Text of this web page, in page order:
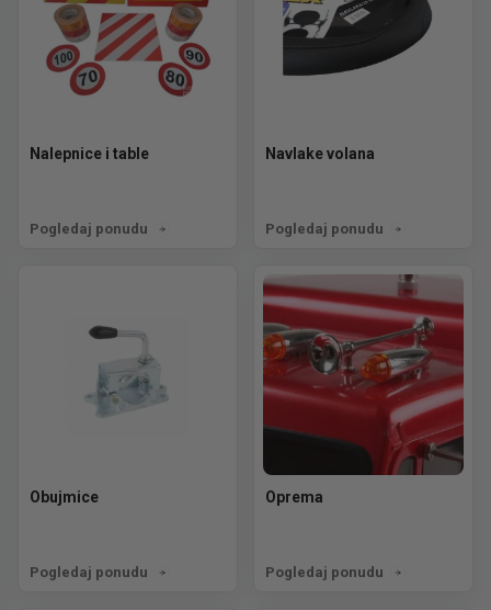
Nalepnice i table
Pogledaj ponudu
Navlake volana
Pogledaj ponudu
Obujmice
Pogledaj ponudu
Oprema
Pogledaj ponudu